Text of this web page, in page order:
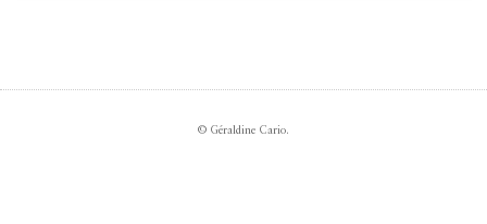
© Géraldine Cario.